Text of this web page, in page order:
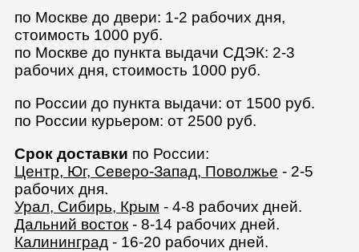
по Москве до двери: 1-2 рабочих дня,
стоимость 1000 руб.
по Москве до пункта выдачи СДЭК: 2-3
рабочих дня, стоимость 1000 руб.
по России до пункта выдачи: от 1500 руб.
по России курьером: от 2500 руб.
Срок доставки по России:
Центр, Юг, Северо-Запад, Поволжье - 2-5
рабочих дня.
Урал, Сибирь, Крым - 4-8 рабочих дней.
Дальний восток- 8-14 рабочих дней.
Калининград - 16-20 рабочих дней.